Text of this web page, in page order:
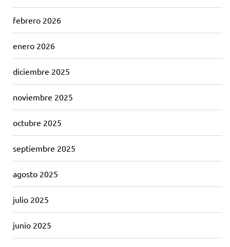
febrero 2026
enero 2026
diciembre 2025
noviembre 2025
octubre 2025
septiembre 2025
agosto 2025
julio 2025
junio 2025